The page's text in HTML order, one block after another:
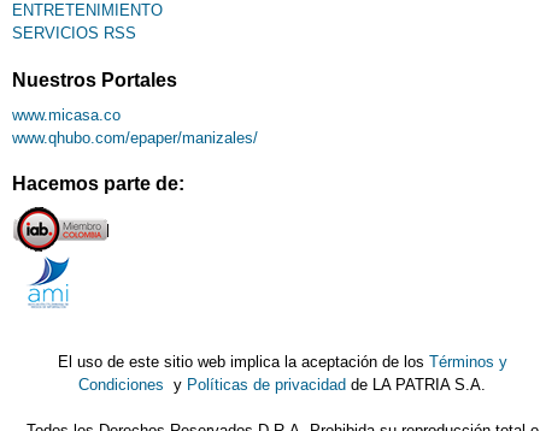
ENTRETENIMIENTO
SERVICIOS RSS
Nuestros Portales
www.micasa.co
www.qhubo.com/epaper/manizales/
Hacemos parte de:
El uso de este sitio web implica la aceptación de los Términos y
Condiciones y Políticas de privacidad de LA PATRIA S.A.